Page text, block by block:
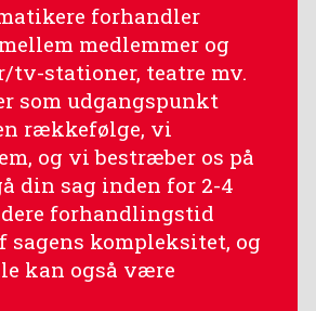
forhandler
medlemmer og
tv-stationer, teatre mv.
som udgangspunkt
rækkefølge, vi
og vi bestræber os på
din sag inden for 2-4
forhandlingstid
sagens kompleksitet, og
kan også være